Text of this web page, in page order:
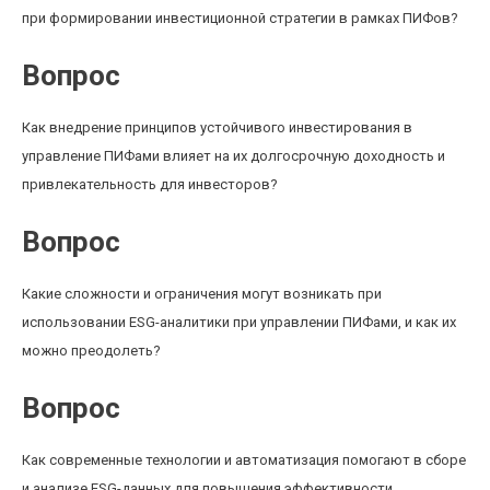
при формировании инвестиционной стратегии в рамках ПИФов?
Вопрос
Как внедрение принципов устойчивого инвестирования в
управление ПИФами влияет на их долгосрочную доходность и
привлекательность для инвесторов?
Вопрос
Какие сложности и ограничения могут возникать при
использовании ESG-аналитики при управлении ПИФами, и как их
можно преодолеть?
Вопрос
Как современные технологии и автоматизация помогают в сборе